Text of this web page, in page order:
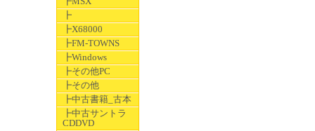
┣
┣X68000
┣FM-TOWNS
┣Windows
┣その他PC
┣その他
┣中古書籍_古本
┣中古サントラ
CDDVD